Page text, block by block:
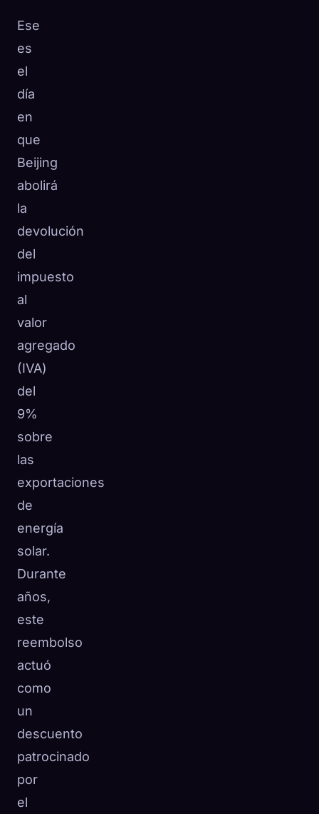
Ese
es
el
día
en
que
Beijing
abolirá
la
devolución
del
impuesto
al
valor
agregado
(IVA)
del
9%
sobre
las
exportaciones
de
energía
solar.
Durante
años,
este
reembolso
actuó
como
un
descuento
patrocinado
por
el